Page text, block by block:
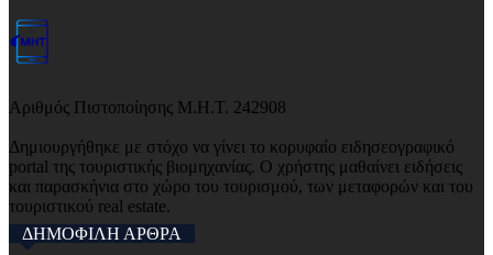
Αριθμός Πιστοποίησης Μ.Η.Τ. 242908
Δημιουργήθηκε με στόχο να γίνει το κορυφαίο ειδησεογραφικό
portal της τουριστικής βιομηχανίας. Ο χρήστης μαθαίνει ειδήσεις
και παρασκήνια στο χώρο του τουρισμού, των μεταφορών και του
τουριστικού real estate.
ΔΗΜΟΦΙΛΗ ΑΡΘΡΑ